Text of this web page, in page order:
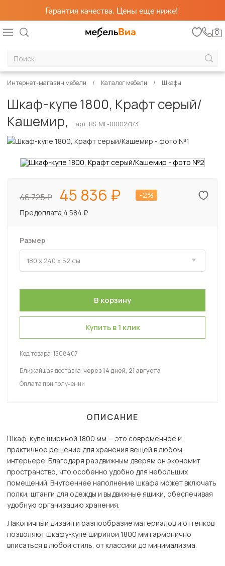
Гарантия качества. Цены еще ниже!
0
Интернет-магазин мебели Каталог мебели Шкафы
Шкаф-купе 1800, Крафт серый/
Кашемир,
арт. BS-MF-000127173
46 725 45 836
-2%
Предоплата 4 584 ₽
Размер
Купить в 1 клик
Код товара:1308407
Ближайшая доставка:через 14 дней, 21 августа
Оплата при получении
ОПИСАНИЕ
Шкаф-купе шириной 1800 мм — это современное и
практичное решение для хранения вещей в любом
интерьере. Благодаря раздвижным дверям он экономит
пространство, что особенно удобно для небольших
помещений. Внутреннее наполнение шкафа может включать
полки, штанги для одежды и выдвижные ящики, обеспечивая
удобную организацию хранения.
Лаконичный дизайн и разнообразие материалов и оттенков
позволяют шкафу-купе шириной 1800 мм гармонично
вписаться в любой стиль, от классики до минимализма.